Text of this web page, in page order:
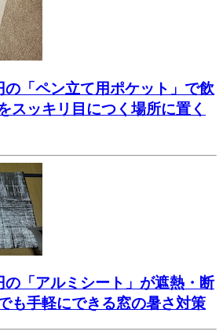
の「ペン立て用ポケット」で飲
スッキリ目につく場所に置く
の「アルミシート」が遮熱・断
も手軽にできる窓の暑さ対策